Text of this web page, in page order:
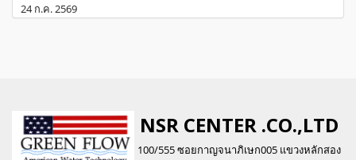
24 ก.ค. 2569
NSR CENTER .CO.,LTD
100/555 ซอยกาญจนาภิเษก005 แขวงหลักสอง